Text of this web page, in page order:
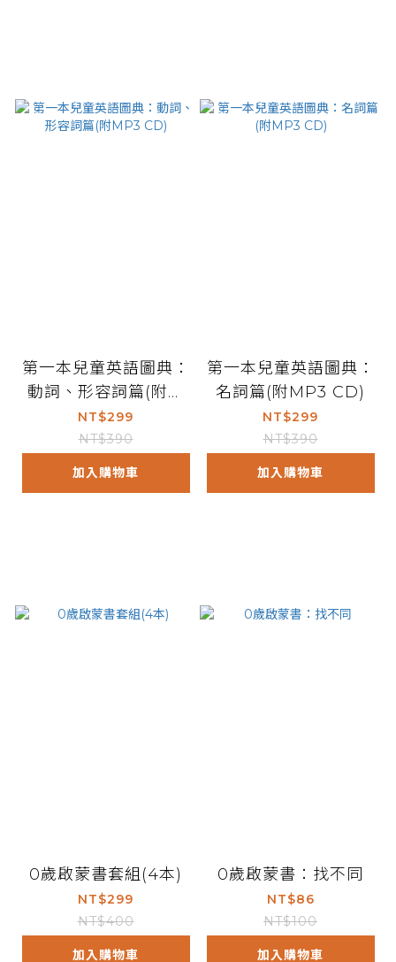
第一本兒童英語圖典：
動詞、形容詞篇(附M
P3 CD)
NT$299
NT$390
加入購物車
第一本兒童英語圖典：
名詞篇(附MP3 CD)
NT$299
NT$390
加入購物車
0歲啟蒙書套組(4本)
NT$299
NT$400
加入購物車
0歲啟蒙書：找不同
NT$86
NT$100
加入購物車